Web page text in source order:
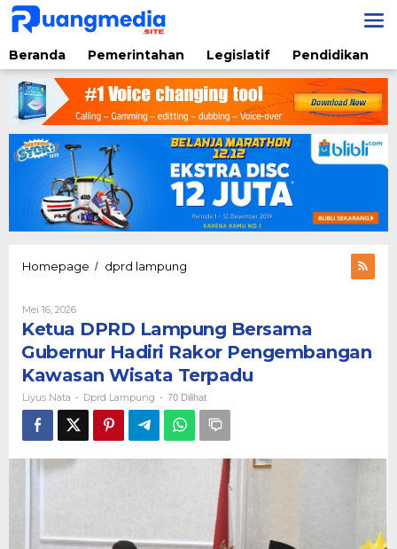
Lewati
konten
Beranda
Pemerintahan Legislatif Pendidikan
Homepage / dprd lampung
Gubernur
Hadiri
Rakor
Pengembangan
Kawasan
Wisata
Terpadu
Mei 16, 2026Oleh
Liyus
Nata
Ketua DPRD Lampung Bersama
Gubernur Hadiri Rakor Pengembangan
Kawasan Wisata Terpadu
Liyus Nata - Dprd Lampung - 70 Dilihat